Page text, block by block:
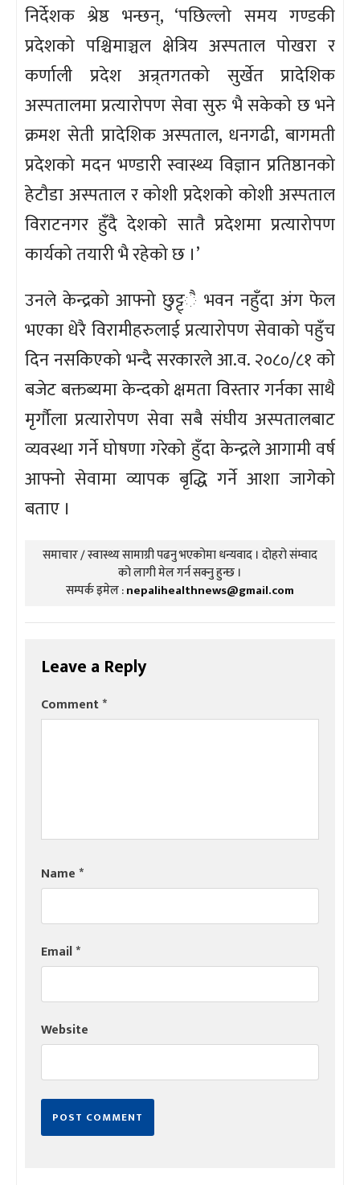
निर्देशक श्रेष्ठ भन्छन्, ‘पछिल्लो समय गण्डकी
प्रदेशको पश्चिमाञ्चल क्षेत्रिय अस्पताल पोखरा र
कर्णाली प्रदेश अन्र्तगतको सुर्खेत प्रादेशिक
अस्पतालमा प्रत्यारोपण सेवा सुरु भै सकेको छ भने
क्रमश सेती प्रादेशिक अस्पताल, धनगढी, बागमती
प्रदेशको मदन भण्डारी स्वास्थ्य विज्ञान प्रतिष्ठानको
हेटौडा अस्पताल र कोशी प्रदेशको कोशी अस्पताल
विराटनगर हुँदै देशको सातै प्रदेशमा प्रत्यारोपण
कार्यको तयारी भै रहेको छ ।’
उनले केन्द्रको आफ्नो छुट्ट्ै भवन नहुँदा अंग फेल
भएका धेरै विरामीहरुलाई प्रत्यारोपण सेवाको पहुँच
दिन नसकिएको भन्दै सरकारले आ.व. २०८०/८१ को
बजेट बक्तब्यमा केन्दको क्षमता विस्तार गर्नका साथै
मृर्गौला प्रत्यारोपण सेवा सबै संघीय अस्पतालबाट
व्यवस्था गर्ने घोषणा गरेको हुँदा केन्द्रले आगामी वर्ष
आफ्नो सेवामा व्यापक बृद्धि गर्ने आशा जागेको
बताए ।
समाचार / स्वास्थ्य सामाग्री पढनु भएकोमा धन्यवाद । दोहरो संम्वाद
को लागी मेल गर्न सक्नु हुन्छ ।
सम्पर्क इमेल :nepalihealthnews@gmail.com
Leave a Reply
Comment*
Name*
Email*
Website